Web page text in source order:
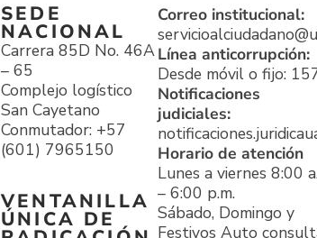
SEDE
NACIONAL
Carrera 85D No. 46A
– 65
Complejo logístico
San Cayetano
Conmutador: +57
(601) 7965150
VENTANILLA
ÚNICA DE
Correo institucional:
Línea anticorrupción:
Desde móvil o fijo:
Notificaciones
judiciales:
Horario de atención
Lunes a viernes 8:00
– 6:00 p.m.
Sábado, Domingo y
Festivos Auto